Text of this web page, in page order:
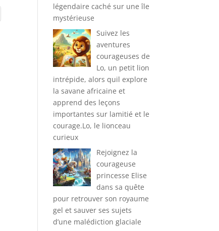
légendaire caché sur une île
mystérieuse
Suivez les
aventures
courageuses de
Lo, un petit lion
intrépide, alors quil explore
la savane africaine et
apprend des leçons
importantes sur lamitié et le
courage.Lo, le lionceau
curieux
Rejoignez la
courageuse
princesse Elise
dans sa quête
pour retrouver son royaume
gel et sauver ses sujets
d’une malédiction glaciale